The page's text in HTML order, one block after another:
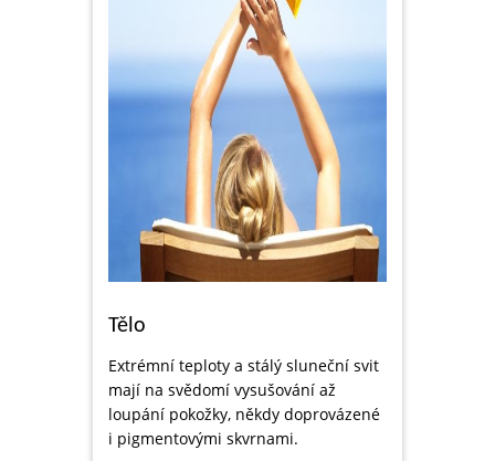
Tělo
Extrémní teploty a stálý sluneční svit
mají na svědomí vysušování až
loupání pokožky, někdy doprovázené
i pigmentovými skvrnami.